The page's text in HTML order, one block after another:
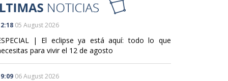
05 August 2026
| El eclipse ya está aquí: todo lo que
para vivir el 12 de agosto
06 August 2026